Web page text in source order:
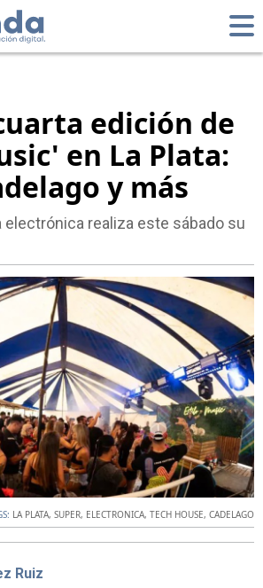
edición de
en La Plata:
y más
electrónica realiza este sábado su
LA PLATA, SUPER, ELECTRONICA, TECH HOUSE, CADELAGO
Ruiz